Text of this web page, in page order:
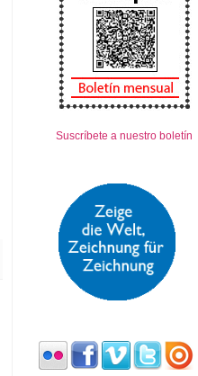
Suscríbete a nuestro boletín